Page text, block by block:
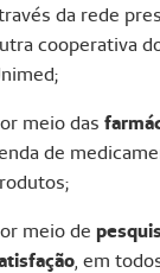
da rede
cooperativa
meio das
de
meio de
, em